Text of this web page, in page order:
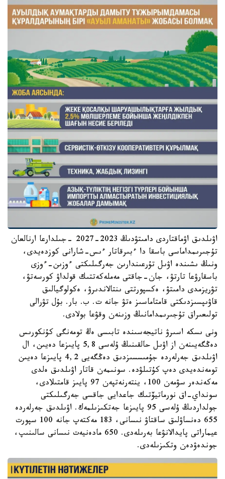
اۋىلدىق اۋماقتاردى دامىتۋدىڭ 2023-2027 -جىلدارعا ارنالعان
تۇجىرىمداماسى باسقا دا ءبىرقاتار ءىس-شارانى كوزدەيدى،
ونىڭ ىشىندە اۋىل تۇرعىندارىن جەرگىلىكتى ءوزىن-ءوزى
باسقارۋعا تارتۋ، جان-جاقتى مەملەكەتتىك قولداۋ كورسەتۋ،
تۋريزمدى دامىتۋ، ەكسپورتتى ىنتالاندىرۋ، ەكولوگيالىق
قاۋىپسىزدىكتى قامتاماسىز ەتۋ جانە ت. ب. بار. بۇل تۋرالى
تولىعىراق تۇجىرىمدامانىڭ وزىنەن وقۋعا بولادى.
ونى ىسكە اسىرۋ ناتيجەسىندە تابىسى ەڭ تومەنگى كۇنكورىس
دەڭگەيىنەن از اۋىل حالقىنىڭ ۇلەسى 5,8 پايىزعا دەيىن، ال
اۋىلدىق جەرلەردە جۇمىسسىزدىق دەڭگەيى 4,2 پايىزعا دەيىن
تومەندەيدى دەپ كۇتىلۋدە. سونىمەن قاتار اۋىلدىق ەلدى
مەكەندەر سۋمەن 100، ينتەرنەتپەن 97 پايىز قامتىلادى،
سونداي-اق نورماتيۆتىك جاعدايى جاقسى جەرگىلىكتى
جولداردىڭ ۇلەسى 95 پايىزعا جەتكىزىلمەك. اۋىلدىق جەرلەردە
655 دەنساۋلىق ساقتاۋ نىسانى، 183 مەكتەپ جانە 100 سپورت
عيماراتى پايدالانۋعا بەرىلەدى. 650 مادەنيەت نىسانى سالىنىپ،
جوندەۋدەن وتكىزىلەدى.